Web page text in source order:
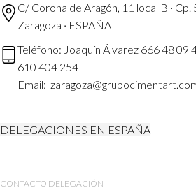
C/ Corona de Aragón, 11 local B · Cp.
Zaragoza · ESPAÑA
Teléfono: Joaquín Álvarez 666 48 09
610 404 254
Email:
DELEGACIONES EN ESPAÑA
CONTACTO DELEGACIÓN